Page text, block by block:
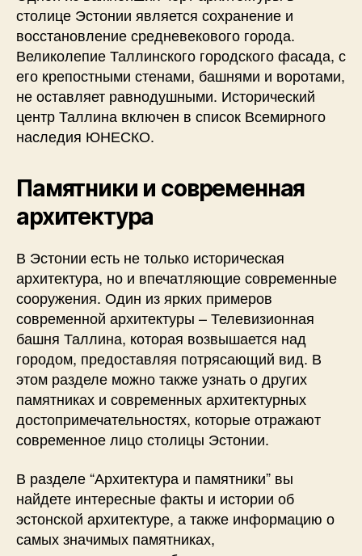
столице Эстонии является сохранение и
восстановление средневекового города.
Великолепие Таллинского городского фасада, с
его крепостными стенами, башнями и воротами,
не оставляет равнодушными. Исторический
центр Таллина включен в список Всемирного
наследия ЮНЕСКО.
Памятники и современная
архитектура
В Эстонии есть не только историческая
архитектура, но и впечатляющие современные
сооружения. Один из ярких примеров
современной архитектуры – Телевизионная
башня Таллина, которая возвышается над
городом, предоставляя потрясающий вид. В
этом разделе можно также узнать о других
памятниках и современных архитектурных
достопримечательностях, которые отражают
современное лицо столицы Эстонии.
В разделе “Архитектура и памятники” вы
найдете интересные факты и истории об
эстонской архитектуре, а также информацию о
самых значимых памятниках,